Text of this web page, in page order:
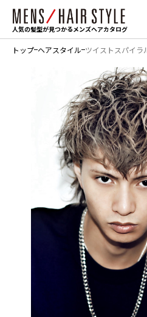
人気の髪型が見つかるメンズヘアカタログ
トップ ヘアスタイル ツイストスパイラ